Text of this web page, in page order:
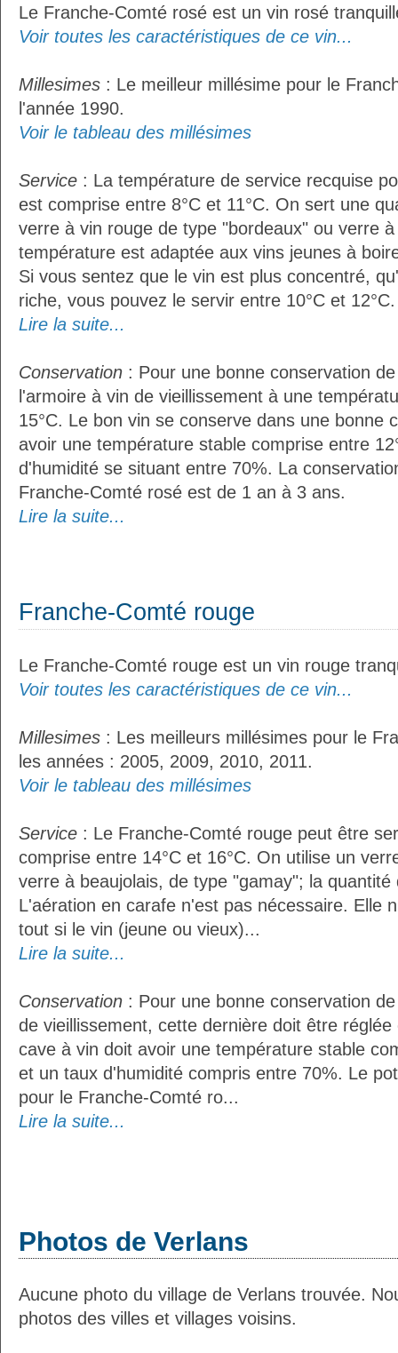
Le Franche-Comté rosé est un vin rosé
Voir toutes les caractéristiques de ce vin...
Millesimes : Le meilleur millésime pour le
l'année 1990.
Voir le tableau des millésimes
Service : La température de service recquise
est comprise entre 8°C et 11°C. On sert une
verre à vin rouge de type "bordeaux" ou verre
température est adaptée aux vins jeunes à
Si vous sentez que le vin est plus concentré,
riche, vous pouvez le servir entre 10°C et
Lire la suite...
Conservation : Pour une bonne conservation
l'armoire à vin de vieillissement à une
15°C. Le bon vin se conserve dans une bonne
avoir une température stable comprise entre
d'humidité se situant entre 70%. La
Franche-Comté rosé est de 1 an à 3 ans.
Lire la suite...
Franche-Comté rouge
Le Franche-Comté rouge est un vin rouge
Voir toutes les caractéristiques de ce vin...
Millesimes : Les meilleurs millésimes pour le
les années : 2005, 2009, 2010, 2011.
Voir le tableau des millésimes
Service : Le Franche-Comté rouge peut être
comprise entre 14°C et 16°C. On utilise un
verre à beaujolais, de type "gamay"; la
L'aération en carafe n'est pas nécessaire. Elle
tout si le vin (jeune ou vieux)...
Lire la suite...
Conservation : Pour une bonne conservation
de vieillissement, cette dernière doit être réglée
cave à vin doit avoir une température stable
et un taux d'humidité compris entre 70%. Le
pour le Franche-Comté ro...
Lire la suite...
Photos de Verlans
Aucune photo du village de Verlans trouvée.
photos des villes et villages voisins.